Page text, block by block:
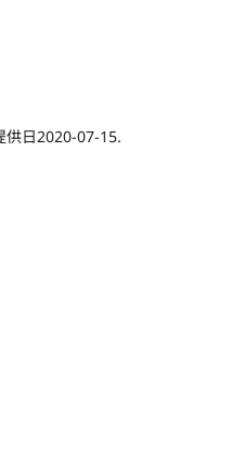
供日2020-07-15.